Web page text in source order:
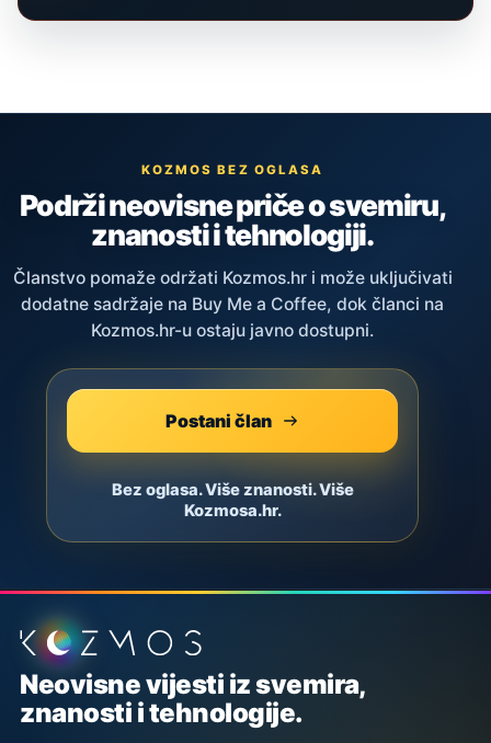
KOZMOS BEZ OGLASA
Podrži neovisne priče o svemiru,
znanosti i tehnologiji.
Članstvo pomaže održati Kozmos.hr i može uključivati
dodatne sadržaje na Buy Me a Coffee, dok članci na
Kozmos.hr-u ostaju javno dostupni.
Postani član
Bez oglasa. Više znanosti. Više
Kozmosa.hr.
Podnožje stranice
Neovisne vijesti iz svemira,
znanosti i tehnologije.